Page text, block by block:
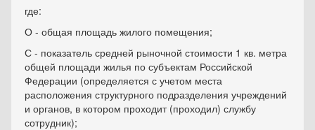
где:
О - общая площадь жилого помещения;
С - показатель средней рыночной стоимости 1 кв. метра
общей площади жилья по субъектам Российской
Федерации (определяется с учетом места
расположения структурного подразделения учреждений
и органов, в котором проходит (проходил) службу
сотрудник);